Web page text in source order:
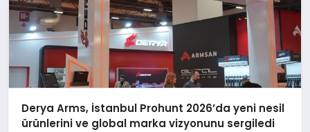
Derya Arms, İstanbul Prohunt 2026’da yeni nesil
ürünlerini ve global marka vizyonunu sergiledi